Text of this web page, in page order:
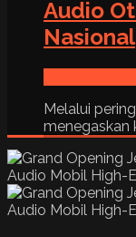
Audio
Nasional
Melalui
menegaskan